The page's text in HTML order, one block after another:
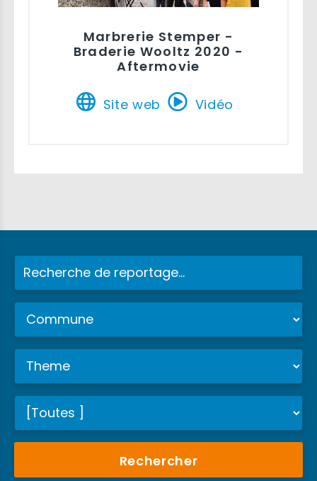
Marbrerie Stemper -
Braderie Wooltz 2020 -
Aftermovie
Site web Vidéo
Rechercher